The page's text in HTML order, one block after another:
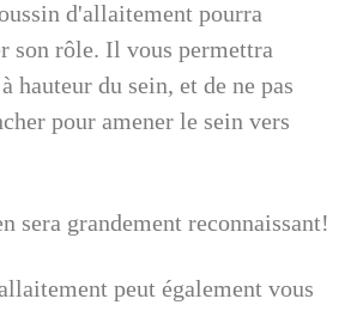
d'allaitement pourra
son rôle. Il vous permettra
hauteur du sein, et de ne pas
pour amener le sein vers
sera grandement reconnaissant!
peut également vous